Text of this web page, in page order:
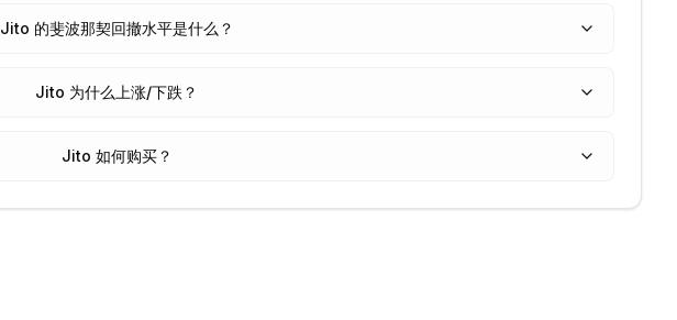
Jito 的斐波那契回撤水平是什么？
Jito 为什么上涨/下跌？
Jito 如何购买？